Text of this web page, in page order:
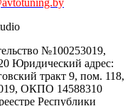
№100253019,
Юридический адрес:
тракт 9, пом. 118,
ОКПО 14588310
Республики